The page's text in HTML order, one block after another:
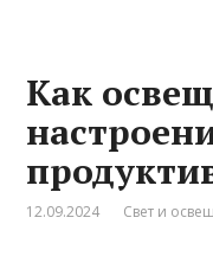
Как
12.09.2024 Свет и